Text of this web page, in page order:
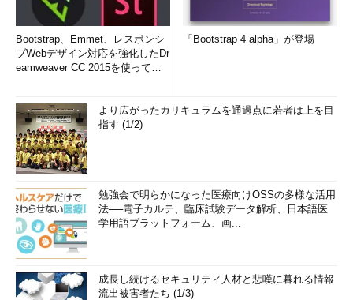
Bootstrap、Emmet、レスポンシ
ブWebデザイン対応を強化したDr
eamweaver CC 2015を使って
「Bootstrap 4 alpha」が登場
より広がったカリキュラムを通過点に若者は上を目
指す (1/2)
勉強会で明らかになった医療向けOSSの多様な活用
法──電子カルテ、臨床試験データ解析、日本語医
学用語プラットフォーム、画...
成長し続けるセキュリティ人材と悲嘆に暮れる情報
流出被害者たち (1/3)